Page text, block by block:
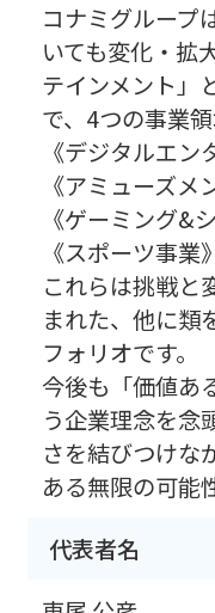
コナミグループ
いても変化・拡
テインメント」
で、4つの事業
《デジタルエ
《アミューズメ
《ゲーミング&
《スポーツ事業》
これらは挑戦と
まれた、他に類
フォリオです。
今後も「価値あ
う企業理念を念
さを結びつけな
ある無限の可能
代表者名